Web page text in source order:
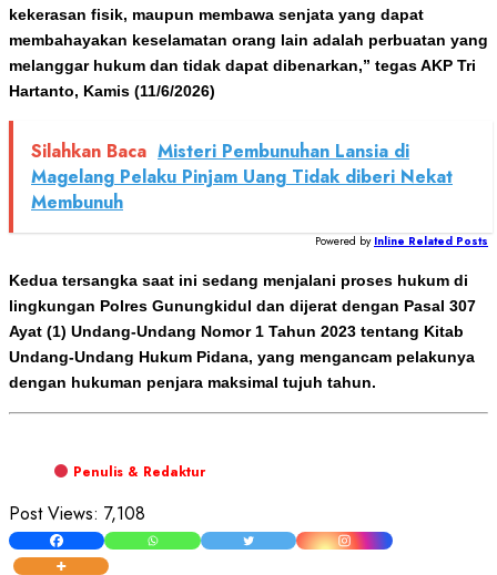
kekerasan fisik, maupun membawa senjata yang dapat
membahayakan keselamatan orang lain adalah perbuatan yang
melanggar hukum dan tidak dapat dibenarkan,” tegas AKP Tri
Hartanto, Kamis (11/6/2026)
Silahkan Baca Misteri Pembunuhan Lansia di
Magelang Pelaku Pinjam Uang Tidak diberi Nekat
Membunuh
Powered by Inline Related Posts
Kedua tersangka saat ini sedang menjalani proses hukum di
lingkungan Polres Gunungkidul dan dijerat dengan Pasal 307
Ayat (1) Undang-Undang Nomor 1 Tahun 2023 tentang Kitab
Undang-Undang Hukum Pidana, yang mengancam pelakunya
dengan hukuman penjara maksimal tujuh tahun.
Penulis & Redaktur
Post Views: 7,108